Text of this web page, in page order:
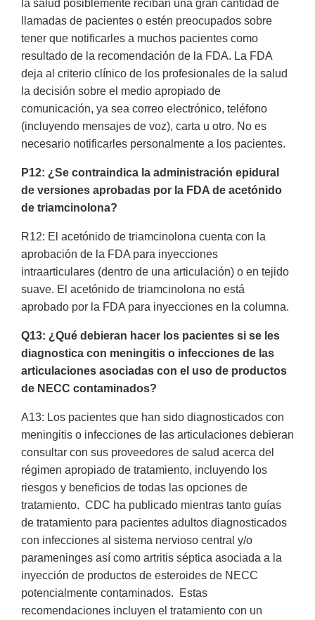
la salud posiblemente reciban una gran cantidad de
llamadas de pacientes o estén preocupados sobre
tener que notificarles a muchos pacientes como
resultado de la recomendación de la FDA. La FDA
deja al criterio clínico de los profesionales de la salud
la decisión sobre el medio apropiado de
comunicación, ya sea correo electrónico, teléfono
(incluyendo mensajes de voz), carta u otro. No es
necesario notificarles personalmente a los pacientes.
P12: ¿Se contraindica la administración epidural
de versiones aprobadas por la FDA de acetónido
de triamcinolona?
R12: El acetónido de triamcinolona cuenta con la
aprobación de la FDA para inyecciones
intraarticulares (dentro de una articulación) o en tejido
suave. El acetónido de triamcinolona no está
aprobado por la FDA para inyecciones en la columna.
Q13: ¿Qué debieran hacer los pacientes si se les
diagnostica con meningitis o infecciones de las
articulaciones asociadas con el uso de productos
de NECC contaminados?
A13: Los pacientes que han sido diagnosticados con
meningitis o infecciones de las articulaciones debieran
consultar con sus proveedores de salud acerca del
régimen apropiado de tratamiento, incluyendo los
riesgos y beneficios de todas las opciones de
tratamiento. CDC ha publicado mientras tanto guías
de tratamiento para pacientes adultos diagnosticados
con infecciones al sistema nervioso central y/o
parameninges así como artritis séptica asociada a la
inyección de productos de esteroides de NECC
potencialmente contaminados. Estas
recomendaciones incluyen el tratamiento con un